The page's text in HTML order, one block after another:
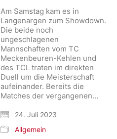
Am Samstag kam es in
Langenargen zum Showdown.
Die beide noch
ungeschlagenen
Mannschaften vom TC
Meckenbeuren-Kehlen und
des TCL traten im direkten
Duell um die Meisterschaft
aufeinander. Bereits die
Matches der vergangenen…
24. Juli 2023
Allgemein